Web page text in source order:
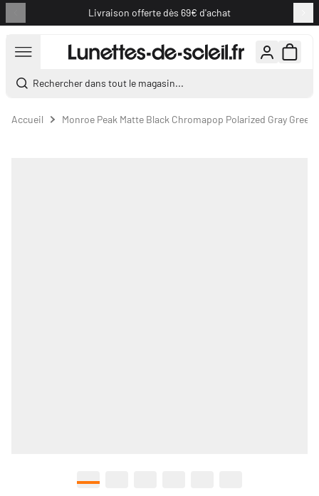
Livraison offerte dès 69€ d'achat
Rechercher dans tout le magasin...
Accueil Monroe Peak Matte Black Chromapop Polarized Gray Green